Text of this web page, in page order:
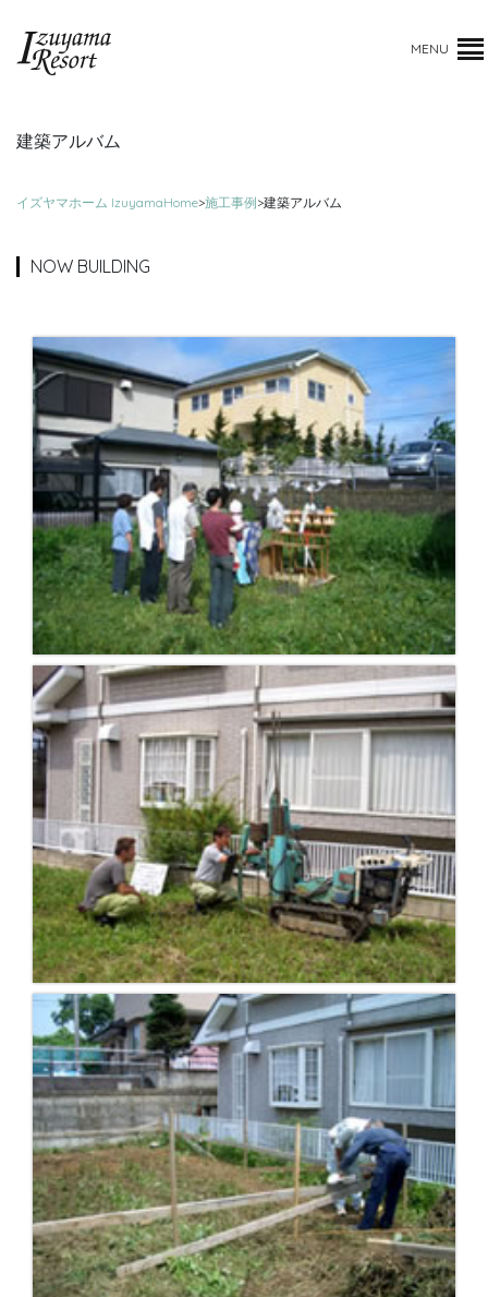
MENU
建築アルバム
イズヤマホーム IzuyamaHome>施工事例>建築アルバム
NOW BUILDING